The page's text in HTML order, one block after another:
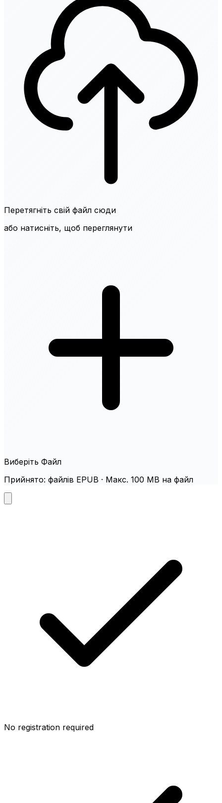
Перетягніть свій файл сюди
або натисніть, щоб переглянути
Виберіть Файл
Прийнято: файлів EPUB · Макс. 100 MB на файл
No registration required